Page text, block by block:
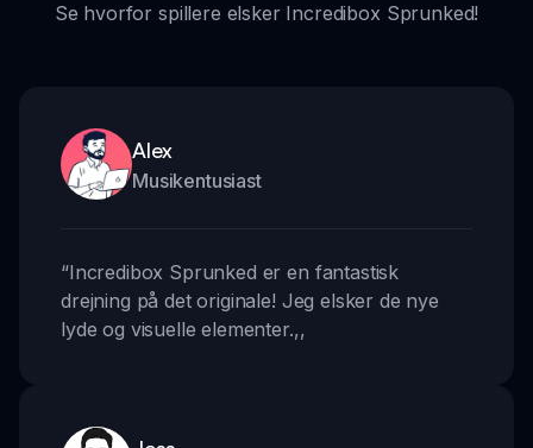
Se hvorfor spillere elsker Incredibox Sprunked!
Alex
Musikentusiast
“Incredibox Sprunked er en fantastisk
drejning på det originale! Jeg elsker de nye
lyde og visuelle elementer.,,